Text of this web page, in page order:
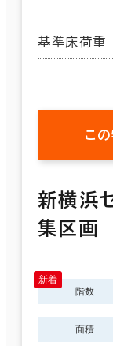
基準床荷重
こ
新横浜
集区画
階数
面積